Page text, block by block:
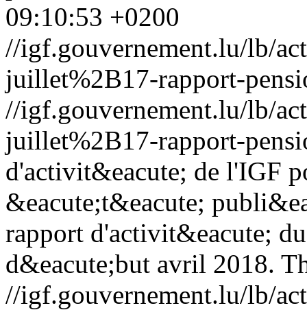
09:10:53 +0200
//igf.gouvernement.lu/lb/
juillet%2B17-rapport-
//igf.gouvernement.lu/lb/
juillet%2B17-rapport-
d'activit&eacute; de l'IGF
&eacute;t&eacute;
rapport d'activit&eacute;
d&eacute;but avril 2018.
//igf.gouvernement.lu/lb/